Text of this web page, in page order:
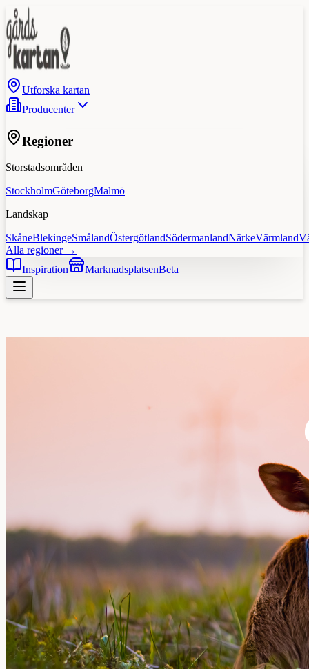
Utforska kartan
Producenter
Regioner
Storstadsområden
StockholmGöteborgMalmö
Landskap
SkåneBlekingeSmålandÖstergötlandSödermanlandNärkeVärmland
Alla regioner →
Inspiration
MarknadsplatsenBeta